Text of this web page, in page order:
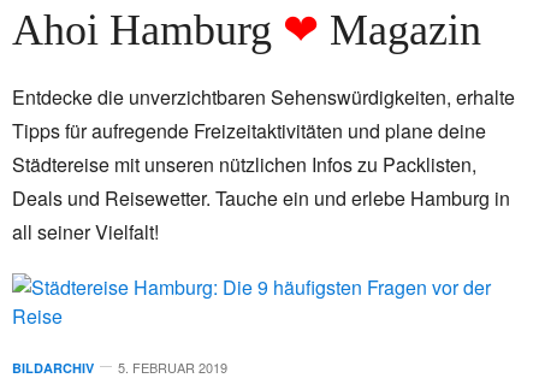
Ahoi Hamburg ❤ Magazin
Entdecke die unverzichtbaren Sehenswürdigkeiten, erhalte
Tipps für aufregende Freizeitaktivitäten und plane deine
Städtereise mit unseren nützlichen Infos zu Packlisten,
Deals und Reisewetter. Tauche ein und erlebe Hamburg in
all seiner Vielfalt!
BILDARCHIV 5. FEBRUAR 2019